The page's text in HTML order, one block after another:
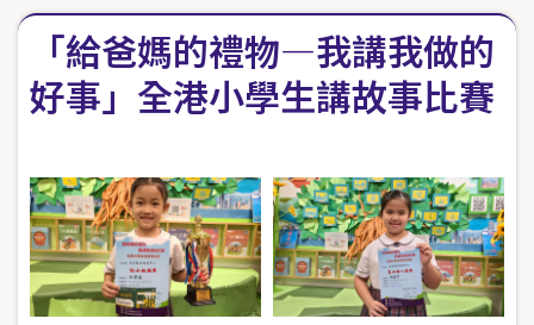
連
「給爸媽的禮物—我講我做的
好事」全港小學生講故事比賽